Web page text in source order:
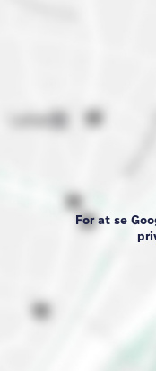
For at se